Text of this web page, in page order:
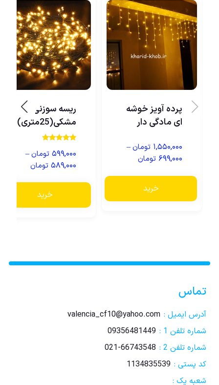
پرده آویز خوشه
ای مادگی دار
۱,۵۵۰,۰۰۰ تومان–
۶۹۹,۰۰۰ تومان
خرید
ریسه سوزنی سیم
مشکی(25متری)
5.00
۵۹۹,۰۰۰ تومان–
۵۸۹,۰۰۰ تومان
خرید
تماس
آدرس ایمیل : valencia_cf10@yahoo.com
شماره تلفن 1 :
09356481449
شماره تلفن 2 :
021-66743548
کد پستی : 1134835539
شعبه یک :